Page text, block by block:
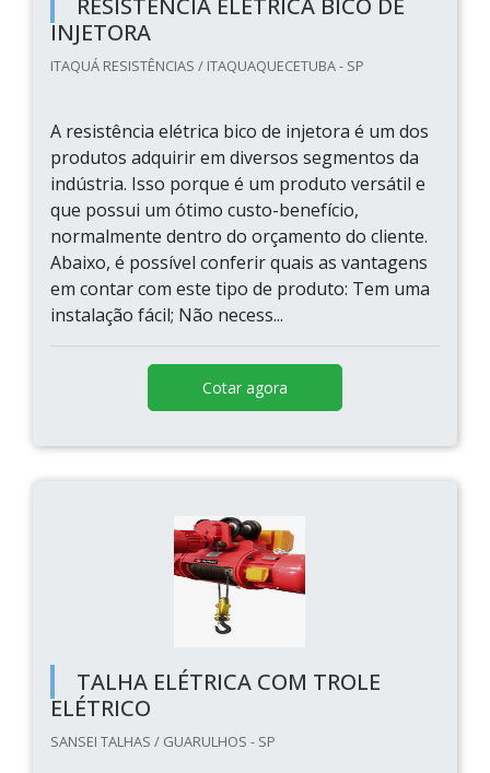
RESISTÊNCIA ELÉTRICA BICO DE
INJETORA
ITAQUÁ RESISTÊNCIAS / ITAQUAQUECETUBA - SP
A resistência elétrica bico de injetora é um dos
produtos adquirir em diversos segmentos da
indústria. Isso porque é um produto versátil e
que possui um ótimo custo-benefício,
normalmente dentro do orçamento do cliente.
Abaixo, é possível conferir quais as vantagens
em contar com este tipo de produto: Tem uma
instalação fácil; Não necess...
Cotar agora
TALHA ELÉTRICA COM TROLE
ELÉTRICO
SANSEI TALHAS / GUARULHOS - SP